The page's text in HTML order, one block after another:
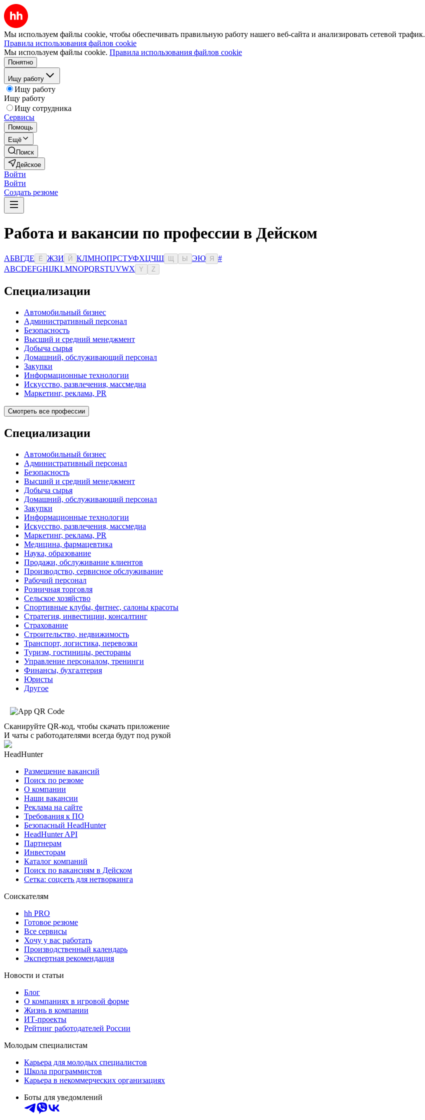
Мы используем файлы cookie, чтобы обеспечивать правильную работу нашего веб-сайта и анализировать сетевой трафик.
Правила использования файлов cookie
Мы используем файлы cookie. Правила использования файлов cookie
Понятно
Ищу работу
Ищу работу
Ищу работу
Ищу сотрудника
Сервисы
Помощь
Ещё
Поиск
Дейское
Войти
Войти
Создать резюме
Работа и вакансии по профессии в Дейском
АБВГДЕ Ё ЖЗИ Й КЛМНОПРСТУФХЦЧШ Ы ЭЮ Я
#
ABCDEFGHIJKLMNOPQRSTUVWX Y Z
Специализации
Автомобильный бизнес
Административный персонал
Безопасность
Высший и средний менеджмент
Добыча сырья
Домашний, обслуживающий персонал
Закупки
Информационные технологии
Искусство, развлечения, массмедиа
Маркетинг, реклама, PR
Смотреть все профессии
Специализации
Автомобильный бизнес
Административный персонал
Безопасность
Высший и средний менеджмент
Добыча сырья
Домашний, обслуживающий персонал
Закупки
Информационные технологии
Искусство, развлечения, массмедиа
Маркетинг, реклама, PR
Медицина, фармацевтика
Наука, образование
Продажи, обслуживание клиентов
Производство, сервисное обслуживание
Рабочий персонал
Розничная торговля
Сельское хозяйство
Спортивные клубы, фитнес, салоны красоты
Стратегия, инвестиции, консалтинг
Страхование
Строительство, недвижимость
Транспорт, логистика, перевозки
Туризм, гостиницы, рестораны
Управление персоналом, тренинги
Финансы, бухгалтерия
Юристы
Другое
Сканируйте QR-код, чтобы скачать приложение
И чаты с работодателями всегда будут под рукой
HeadHunter
Размещение вакансий
Поиск по резюме
О компании
Наши вакансии
Реклама на сайте
Требования к ПО
Безопасный HeadHunter
HeadHunter API
Партнерам
Инвесторам
Каталог компаний
Поиск по вакансиям в Дейском
Сетка: соцсеть для нетворкинга
Соискателям
hh PRO
Готовое резюме
Все сервисы
Хочу у вас работать
Производственный календарь
Экспертная рекомендация
Новости и статьи
Блог
О компаниях в игровой форме
Жизнь в компании
ИТ-проекты
Рейтинг работодателей России
Молодым специалистам
Карьера для молодых специалистов
Школа программистов
Карьера в некоммерческих организациях
Боты для уведомлений